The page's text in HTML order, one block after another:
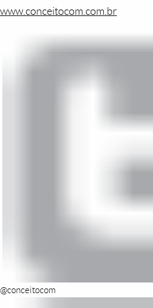
www.conceitocom.com.br
@conceitocom